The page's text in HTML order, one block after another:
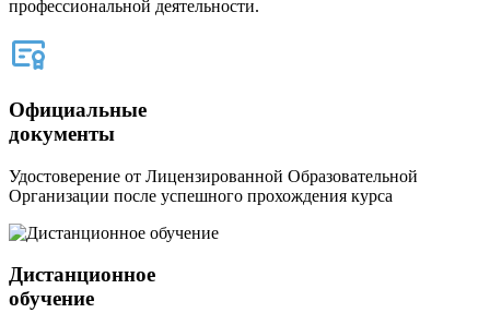
профессиональной деятельности.
Официальные
документы
Удостоверение от Лицензированной Образовательной
Организации после успешного прохождения курса
Дистанционное
обучение